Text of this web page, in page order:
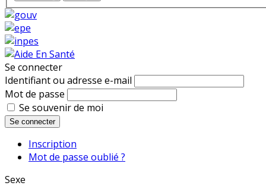
Se connecter
Identifiant ou adresse e-mail
Mot de passe
Se souvenir de moi
Se connecter
Inscription
Mot de passe oublié ?
Sexe